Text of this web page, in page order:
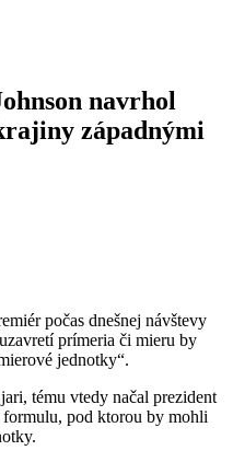
navrhol
západnými
počas dnešnej návštevy
prímeria či mieru by
jednotky“.
tému vtedy načal prezident
pod ktorou by mohli